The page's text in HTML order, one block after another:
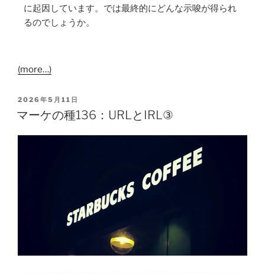
に起因しています。では最終的にどんな示唆が得られ
るのでしょうか。
(more…)
2026年5月11日
マーケの種136：URLとIRL③